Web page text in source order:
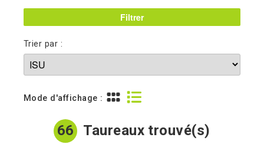
66 Taureaux trouvé(s)
Mode d'affichage :
Trier par :